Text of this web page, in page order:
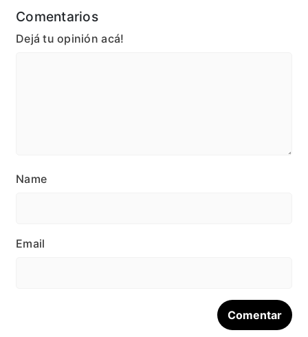
Comentarios
Dejá tu opinión acá!
Name
Email